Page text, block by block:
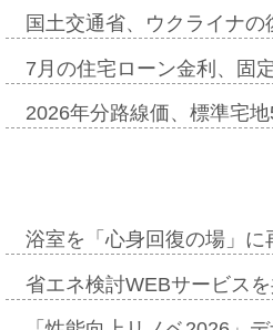
国土交通省、ウクライナ
7月の住宅ローン金利、固
2026年分路線価、標準宅
浴室を「心身回復の場」
省エネ検討WEBサービス